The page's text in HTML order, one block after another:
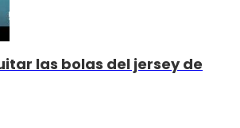
las bolas del jersey de